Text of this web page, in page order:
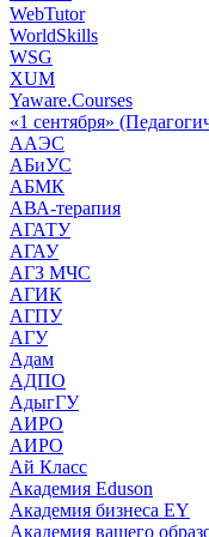
WebTutor
WorldSkills
WSG
XUM
Yaware.Courses
«1 сентября»
ААЭС
АБиУС
АБМК
АВА-терапия
АГАТУ
АГАУ
АГЗ МЧС
АГИК
АГПУ
АГУ
Адам
АДПО
АдыгГУ
АИРО
АИРО
Ай Класс
Академия Eduson
Академия бизнеса EY
Академия вашего